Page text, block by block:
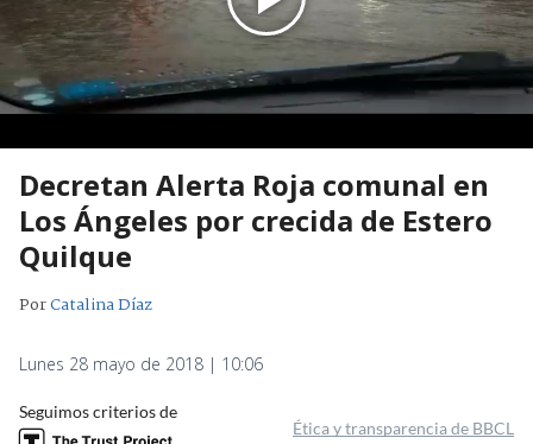
Decretan Alerta Roja comunal en
Los Ángeles por crecida de Estero
Quilque
PorCatalina Díaz
Lunes 28 mayo de 2018 | 10:06
Seguimos criterios de
Ética y transparencia de BBCL